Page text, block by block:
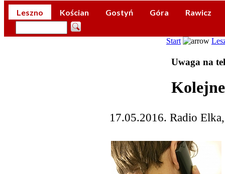
Leszno Kościan Gostyń Góra Rawicz
Start
Uwaga na
17.05.2016. Radio